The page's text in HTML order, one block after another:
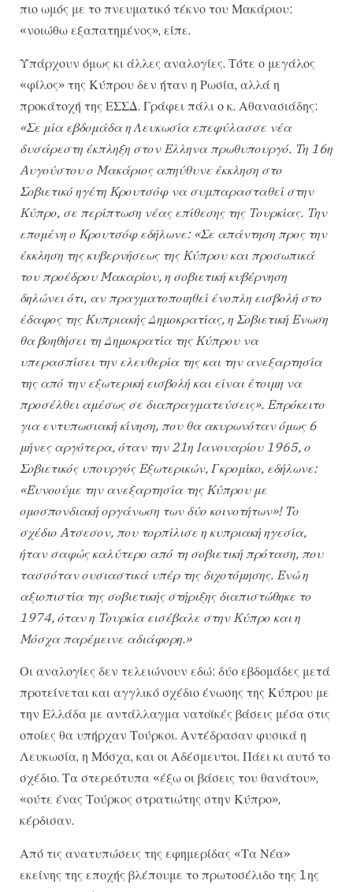
πιο ωμός με το πνευματικό τέκνο του Μακάριου:
«νοιώθω εξαπατημένος», είπε.
Υπάρχουν όμως κι άλλες αναλογίες. Τότε ο μεγάλος
«φίλος» της Κύπρου δεν ήταν η Ρωσία, αλλά η
προκάτοχή της ΕΣΣΔ. Γράφει πάλι ο κ. Αθανασιάδης:
«Σε μία εβδομάδα η Λευκωσία επεφύλασσε νέα
δυσάρεστη έκπληξη στον Eλληνα πρωθυπουργό. Tη 16η
Aυγούστου ο Mακάριος απηύθυνε έκκληση στο
Σοβιετικό ηγέτη Kρουτσόφ να συμπαρασταθεί στην
Kύπρο, σε περίπτωση νέας επίθεσης της Tουρκίας. Tην
επομένη ο Kρουτσόφ εδήλωνε: «Σε απάντηση προς την
έκκληση της κυβερνήσεως της Kύπρου και προσωπικά
του προέδρου Mακαρίου, η σοβιετική κυβέρνηση
δηλώνει ότι, αν πραγματοποιηθεί ένοπλη εισβολή στο
έδαφος της Kυπριακής Δημοκρατίας, η Σοβιετική Eνωση
θα βοηθήσει τη Δημοκρατία της Kύπρου να
υπερασπίσει την ελευθερία της και την ανεξαρτησία
της από την εξωτερική εισβολή και είναι έτοιμη να
προσέλθει αμέσως σε διαπραγματεύσεις». Eπρόκειτο
για εντυπωσιακή κίνηση, που θα ακυρωνόταν όμως 6
μήνες αργότερα, όταν την 21η Iανουαρίου 1965, ο
Σοβιετικός υπουργός Eξωτερικών, Γκρομίκο, εδήλωνε:
«Eυνοούμε την ανεξαρτησία της Kύπρου με
ομοσπονδιακή οργάνωση των δύο κοινοτήτων»! Tο
σχέδιο Aτσεσον, που τορπίλισε η κυπριακή ηγεσία,
ήταν σαφώς καλύτερο από τη σοβιετική πρόταση, που
τασσόταν ουσιαστικά υπέρ της διχοτόμησης. Eνώ η
αξιοπιστία της σοβιετικής στήριξης διαπιστώθηκε το
1974, όταν η Tουρκία εισέβαλε στην Kύπρο και η
Mόσχα παρέμεινε αδιάφορη.»
Οι αναλογίες δεν τελειώνουν εδώ: δύο εβδομάδες μετά
προτείνεται και αγγλικό σχέδιο ένωσης της Κύπρου με
την Ελλάδα με αντάλλαγμα νατοϊκές βάσεις μέσα στις
οποίες θα υπήρχαν Τούρκοι. Αντέδρασαν φυσικά η
Λευκωσία, η Μόσχα, και οι Αδέσμευτοι. Πάει κι αυτό το
σχέδιο. Τα στερεότυπα «έξω οι βάσεις του θανάτου»,
«ούτε ένας Τούρκος στρατιώτης στην Κύπρο»,
κέρδισαν.
Από τις ανατυπώσεις της εφημερίδας «Τα Νέα»
εκείνης της εποχής βλέπουμε το πρωτοσέλιδο της 1ης